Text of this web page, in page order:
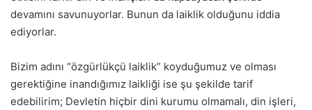
devamını savunuyorlar. Bunun da laiklik olduğunu iddia
ediyorlar.
Bizim adını “özgürlükçü laiklik” koyduğumuz ve olması
gerektiğine inandığımız laikliği ise şu şekilde tarif
edebilirim; Devletin hiçbir dini kurumu olmamalı, din işleri,